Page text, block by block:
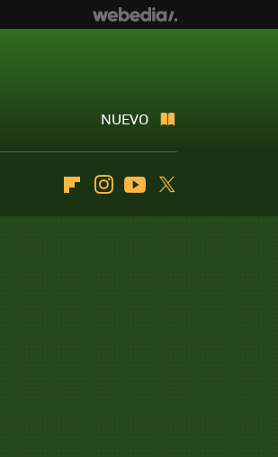
NUEVO
FlipboardInstagramYoutube